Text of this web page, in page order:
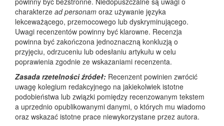
charakterze ad personam oraz używanie języka
lekceważącego, przemocowego lub dyskryminującego.
Uwagi recenzentów powinny być klarowne. Recenzja
powinna być zakończona jednoznaczną konkluzją o
przyjęciu, odrzuceniu lub odesłaniu artykułu w celu
poprawienia zgodnie ze wskazaniami recenzenta.
Zasada rzetelności źródeł: Recenzent powinien zwrócić
uwagę kolegium redakcyjnego na jakiekolwiek istotne
podobieństwa lub związki pomiędzy recenzowanym tekstem
a uprzednio opublikowanymi danymi, o których mu wiadomo
oraz wskazać istotne prace niewykorzystane przez autora.